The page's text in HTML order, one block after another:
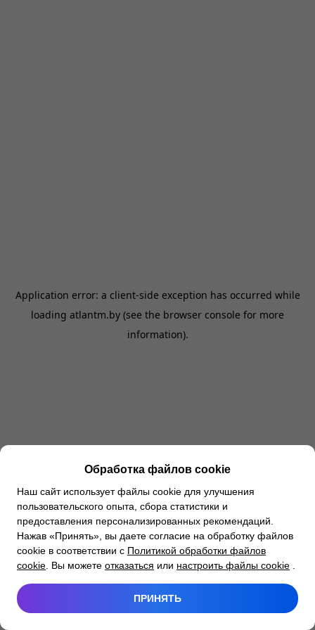
Application error: a client-side exception has occurred while
loading atlantm.by (see the browser console for more
information).
Обработка файлов cookie
Наш сайт использует файлы cookie для улучшения
пользовательского опыта, сбора статистики и
предоставления персонализированных рекомендаций.
Нажав «Принять», вы даете согласие на обработку файлов
cookie в соответствии с Политикой обработки файлов
cookie . Вы можете отказаться или настроить файлы cookie
ПРИНЯТЬ